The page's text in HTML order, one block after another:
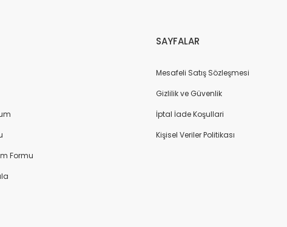
Formu
SAYFALAR
Mesafeli Satış Sözleşmesi
Gizlilik ve Güvenlik
İptal İade Koşullari
Kişisel Veriler Politikası